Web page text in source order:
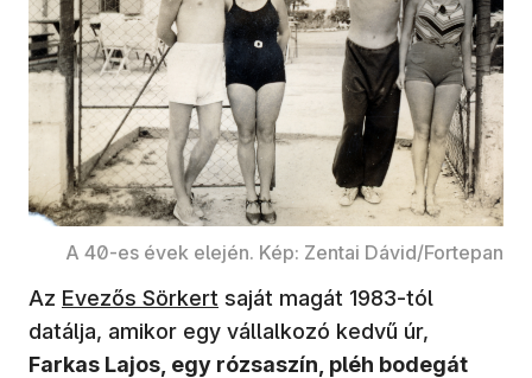
A 40-es évek elején. Kép: Zentai Dávid/Fortepan
Az (új ablakban nyílik meg)
Evezős Sörkert saját magát 1983-tól
datálja, amikor egy vállalkozó kedvű úr,
Farkas Lajos, egy rózsaszín, pléh bodegát